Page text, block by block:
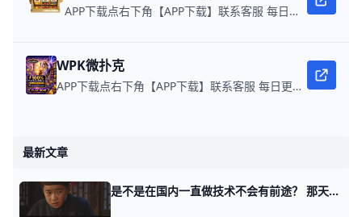
APP下载点右下角【APP下载】联系客服 每日更新可用链接 在线玩扑克，赢取真钱。
WPK微扑克
APP下载点右下角【APP下载】联系客服 每日更新可用链接 微扑克 WPK真人在线约局，wepoker德州约局，加微信客服上下分，领WPK钻石。
最新文章
是不是在国内一直做技术不会有前途？ 那天讲预期管理的时候，有个读者留言问了我这么一个问题。 他说，是不是不学预期管理，闷头做技术，在国内是没有前途的？ 为什么这么问呢，倒不完全是我